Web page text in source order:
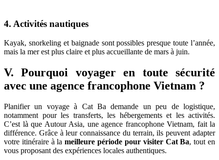
4. Activités nautiques
Kayak, snorkeling et baignade sont possibles presque toute l’année,
mais la mer est plus claire et plus accueillante de mars à juin.
V. Pourquoi voyager en toute sécurité
avec une agence francophone Vietnam ?
Planifier un voyage à Cat Ba demande un peu de logistique,
notamment pour les transferts, les hébergements et les activités.
C’est là que Autour Asia, une agence francophone Vietnam, fait la
différence. Grâce à leur connaissance du terrain, ils peuvent adapter
votre itinéraire à lameilleure période pour visiter Cat Ba, tout en
vous proposant des expériences locales authentiques.